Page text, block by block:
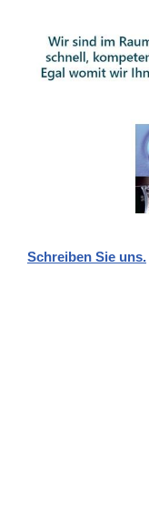
Schreiben Sie uns.